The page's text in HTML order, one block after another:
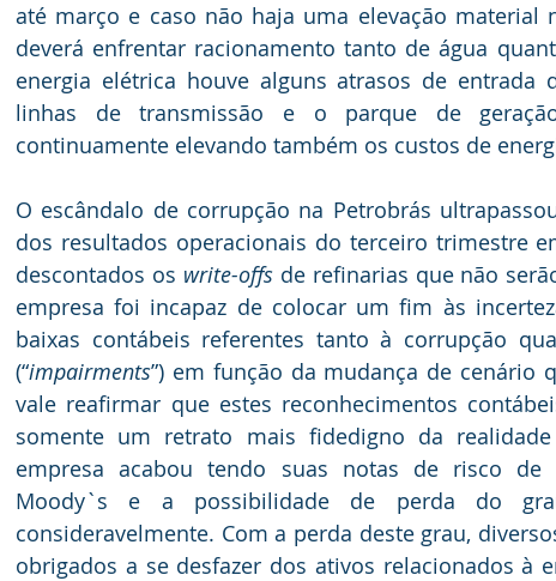
até março e caso não haja uma elevação material
deverá enfrentar racionamento tanto de água
energia elétrica houve alguns atrasos de entrada
linhas de transmissão e o parque de
continuamente elevando também os custos de
O escândalo de corrupção na Petrobrás
dos resultados operacionais do terceiro trimestre
descontados os write-offs de refinarias que não
empresa foi incapaz de colocar um fim às
baixas contábeis referentes tanto à corrupção
(“impairments”) em função da mudança de cenário
vale reafirmar que estes reconhecimentos
somente um retrato mais fidedigno da
empresa acabou tendo suas notas de risco de
Moody`s e a possibilidade de perda do
consideravelmente. Com a perda deste grau,
obrigados a se desfazer dos ativos relacionados à